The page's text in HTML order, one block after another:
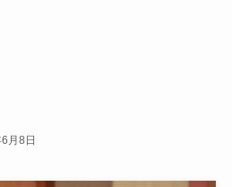
月8日